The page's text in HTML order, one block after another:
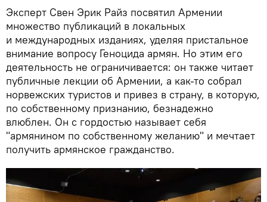
Эксперт Свен Эрик Райз посвятил Армении
множество публикаций в локальных
и международных изданиях, уделяя пристальное
внимание вопросу Геноцида армян. Но этим его
деятельность не ограничивается: oн также читает
публичные лекции об Армении, а как-то собрал
норвежских туристов и привез в страну, в которую,
по собственному признанию, безнадежно
влюблен. Он с гордостью называет себя
"армянином по собственному желанию" и мечтает
получить армянское гражданство.